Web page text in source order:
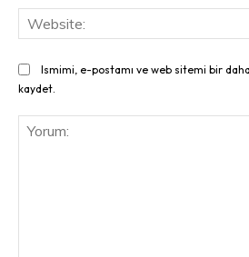
Ismimi, e-postamı ve web sitemi bir
kaydet.